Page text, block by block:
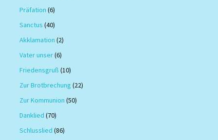
Präfation (6)
Sanctus (40)
Akklamation (2)
Vater unser(6)
Friedensgruß (10)
Zur Brotbrechung (22)
Zur Kommunion (50)
Danklied (70)
Schlusslied (86)